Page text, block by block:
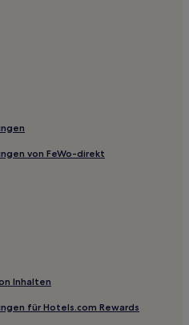
al Prato
dei Calzaiuoli
von FeWo-direkt
Inhalten
für Hotels.com Rewards